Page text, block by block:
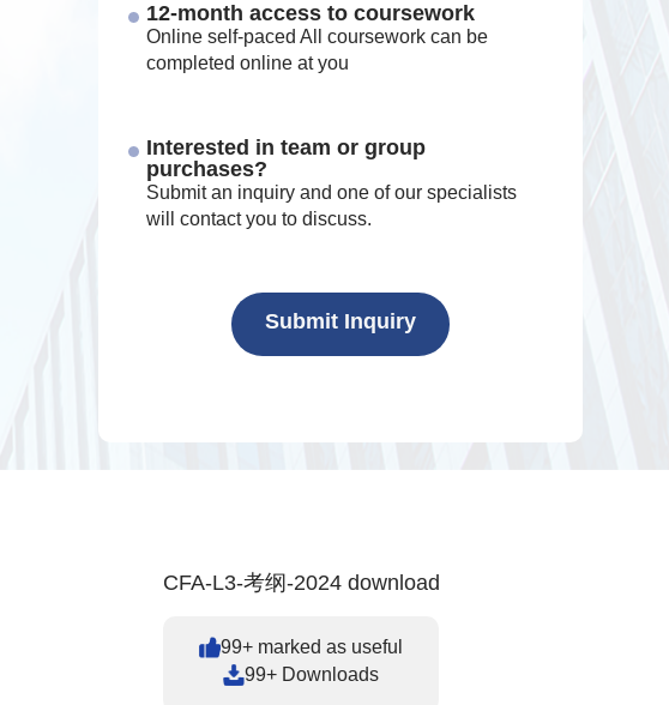
12-month access to coursework
Online self-paced All coursework can be
completed online at you
Interested in team or group
purchases?
Submit an inquiry and one of our specialists
will contact you to discuss.
Submit Inquiry
CFA-L3-考纲-2024 download
99+ marked as useful
99+ Downloads